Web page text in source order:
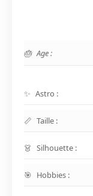
Age :
Astro :
Taille :
Silhouette :
Hobbies :